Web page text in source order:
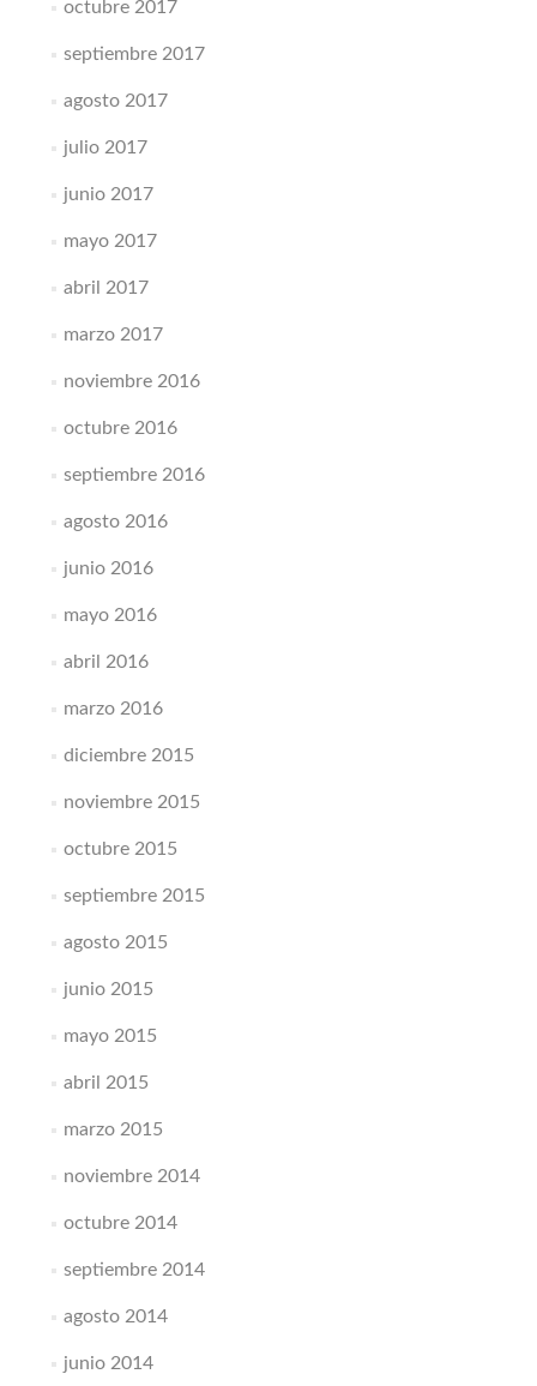
octubre 2017
septiembre 2017
agosto 2017
julio 2017
junio 2017
mayo 2017
abril 2017
marzo 2017
noviembre 2016
octubre 2016
septiembre 2016
agosto 2016
junio 2016
mayo 2016
abril 2016
marzo 2016
diciembre 2015
noviembre 2015
octubre 2015
septiembre 2015
agosto 2015
junio 2015
mayo 2015
abril 2015
marzo 2015
noviembre 2014
octubre 2014
septiembre 2014
agosto 2014
junio 2014